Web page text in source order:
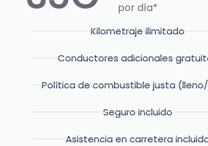
por día*
Kilometraje ilimitado
Conductores adicionales
Política de combustible justa
Seguro incluido
Asistencia en carretera